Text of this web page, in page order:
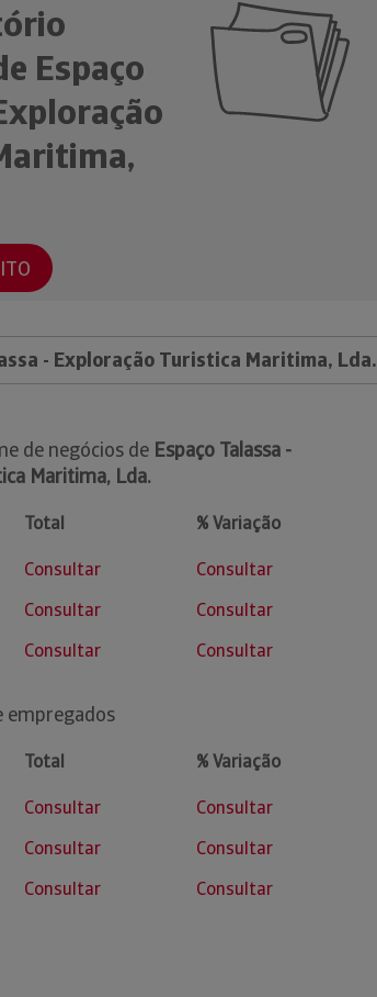
Espaço
- Exploração Turistica Maritima, Lda.
de negócios de Espaço Talassa -
Maritima, Lda.
Total
% Variação
Consultar
Consultar
Consultar
Consultar
Consultar Consultar
empregados
Total
% Variação
Consultar
Consultar
Consultar
Consultar
Consultar Consultar